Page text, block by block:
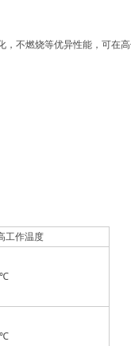
，不燃烧等优异性能，可在
工作温度